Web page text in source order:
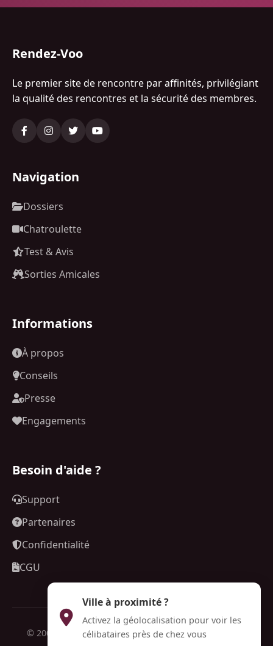
Rendez-Voo
Le premier site de rencontre par affinités, privilégiant
la qualité des rencontres et la sécurité des membres.
Navigation
Dossiers
Chatroulette
Test & Avis
Sorties Amicales
Informations
À propos
Conseils
Presse
Engagements
Besoin d'aide ?
Support
Partenaires
Confidentialité
CGU
© 2009-2026 Rendez-Voo. Tous droits réservés. CNIL:
Ville à proximité ?
Activez la géolocalisation pour voir les
célibataires près de chez vous